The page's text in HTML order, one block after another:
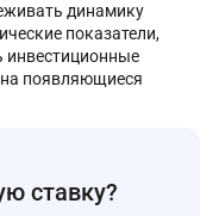
динамику
показатели,
инвестиционные
появляющиеся
ставку?